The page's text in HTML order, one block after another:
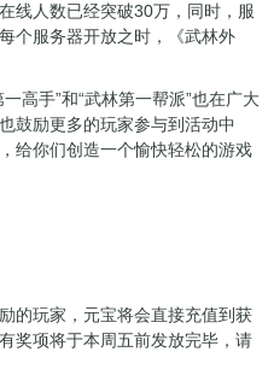
人数已经突破30万，同时，服
个服务器开放之时，《武林外
高手”和“武林第一帮派”也在广大
鼓励更多的玩家参与到活动中
给你们创造一个愉快轻松的游戏
玩家，元宝将会直接充值到获
奖项将于本周五前发放完毕，请